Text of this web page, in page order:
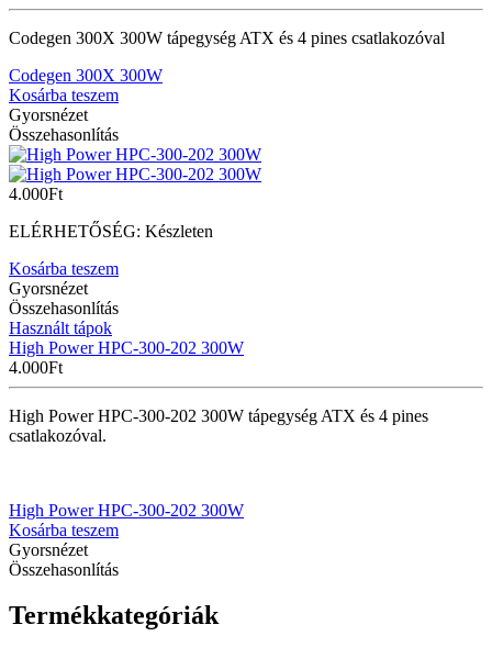
Codegen 300X 300W tápegység ATX és 4 pines csatlakozóval
Codegen 300X 300W
Kosárba teszem
Gyorsnézet
Összehasonlítás
4.000Ft
ELÉRHETŐSÉG: Készleten
Kosárba teszem
Gyorsnézet
Összehasonlítás
Használt tápok
High Power HPC-300-202 300W
4.000Ft
High Power HPC-300-202 300W tápegység ATX és 4 pines
csatlakozóval.
High Power HPC-300-202 300W
Kosárba teszem
Gyorsnézet
Összehasonlítás
Termékkategóriák